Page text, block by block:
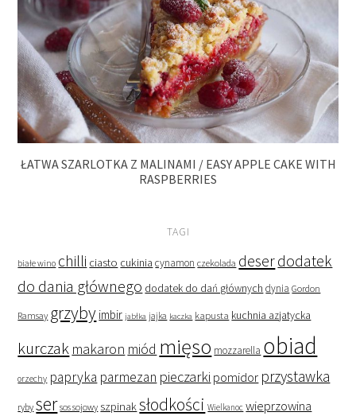
ŁATWA SZARLOTKA Z MALINAMI / EASY APPLE CAKE WITH
RASPBERRIES
TAGI
białe wino chilli ciasto cukinia cynamon czekolada deserdodatek
do dania głównego dodatek do dań głównych dynia Gordon
Ramsay grzyby imbir jabłka jajka kaczka kapusta kuchnia azjatycka
kurczak makaron miód mięso mozzarella obiad
orzechy papryka parmezan pieczarki pomidor przystawka
ryby ser sos sojowy szpinaksłodkości Wielkanoc wieprzowina